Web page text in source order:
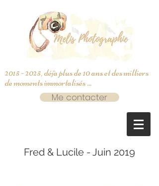
2015 - 2025, déjà plus de 10 ans et des milliers
de moments immortalisés ...
Me contacter
Fred & Lucile - Juin 2019